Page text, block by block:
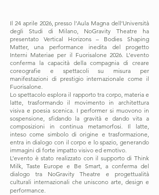
Il 24 aprile 2026, presso l’Aula Magna dell’Università
degli Studi di Milano, NoGravity Theatre ha
presentato Vertical Horizons – Bodies Shaping
Matter, una performance inedita del progetto
Interni Materiae per il Fuorisalone 2026. L’evento
conferma la capacità della compagnia di creare
coreografie e spettacoli su misura per
manifestazioni di prestigio internazionale come il
Fuorisalone.
Lo spettacolo esplora il rapporto tra corpo, materia e
latte, trasformando il movimento in architettura
visiva e poesia scenica. I performer si muovono in
sospensione, sfidando la gravità e dando vita a
composizioni in continua metamorfosi. Il latte,
inteso come simbolo di origine e trasformazione,
entra in dialogo con il corpo e lo spazio, generando
immagini di forte impatto visivo ed emotivo.
L’evento è stato realizzato con il supporto di Think
Milk, Taste Europe e Be Smart, a conferma del
dialogo tra NoGravity Theatre e progettualità
culturali internazionali che uniscono arte, design e
performance.